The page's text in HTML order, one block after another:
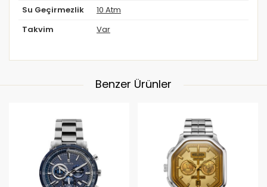
Su Geçirmezlik 10 Atm
Takvim Var
Benzer Ürünler